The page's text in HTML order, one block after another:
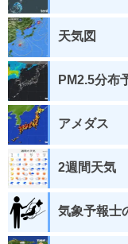
天気図
PM2.5分布
アメダス
2週間天気
気象予報士